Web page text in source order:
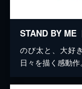
STAND BY ME
のび太と、大好
日々を描く感動